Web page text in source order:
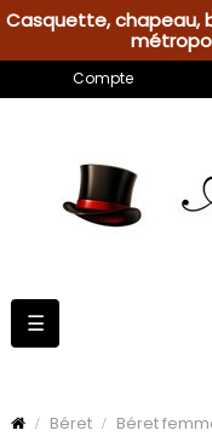
Casquette, chapeau,
Compte
Basculer
la
☰
Béret Béret